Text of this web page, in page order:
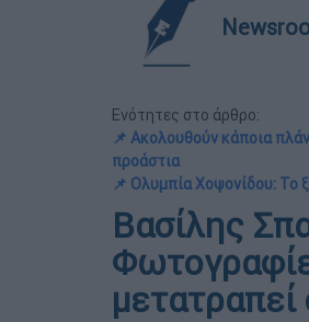
Ενότητες στο άρθρο:
📌 Ακολουθούν κάποια
προάστια
📌 Ολυμπία Χοψονίδου: Το
Βασίλης